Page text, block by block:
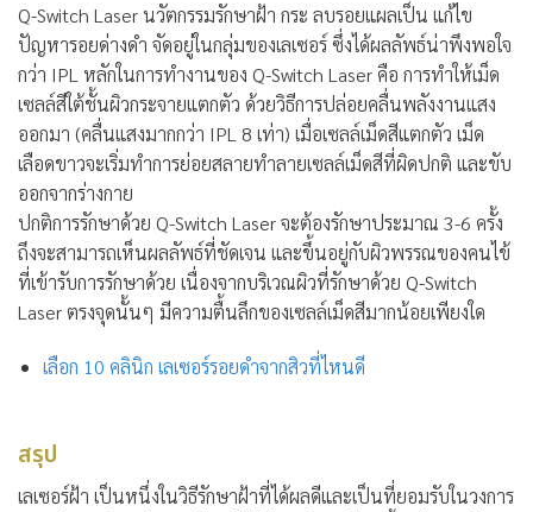
Q-Switch Laser นวัตกรรมรักษาฝ้า กระ ลบรอยแผลเป็น แก้ไข
ปัญหารอยด่างดำ จัดอยู่ในกลุ่มของเลเซอร์ ซึ่งได้ผลลัพธ์น่าพึงพอใจ
กว่า IPL หลักในการทำงานของ Q-Switch Laser คือ การทำให้เม็ด
เซลล์สีใต้ชั้นผิวกระจายแตกตัว ด้วยวิธีการปล่อยคลื่นพลังงานแสง
ออกมา (คลื่นแสงมากกว่า IPL 8 เท่า) เมื่อเซลล์เม็ดสีแตกตัว เม็ด
เลือดขาวจะเริ่มทำการย่อยสลายทำลายเซลล์เม็ดสีที่ผิดปกติ และขับ
ออกจากร่างกาย
ปกติการรักษาด้วย Q-Switch Laser จะต้องรักษาประมาณ 3-6 ครั้ง
ถึงจะสามารถเห็นผลลัพธ์ที่ชัดเจน และขึ้นอยู่กับผิวพรรณของคนไข้
ที่เข้ารับการรักษาด้วย เนื่องจากบริเวณผิวที่รักษาด้วย Q-Switch
Laser ตรงจุดนั้นๆ มีความตื้นลึกของเซลล์เม็ดสีมากน้อยเพียงใด
เลือก 10 คลินิก เลเซอร์รอยดำจากสิวที่ไหนดี
สรุป
เลเซอร์ฝ้า เป็นหนึ่งในวิธีรักษาฝ้าที่ได้ผลดีและเป็นที่ยอมรับในวงการ